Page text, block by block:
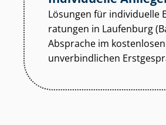
Lösungen für individuelle
ra­tun­gen in Laufenburg
Absprache im
unverbindlichen